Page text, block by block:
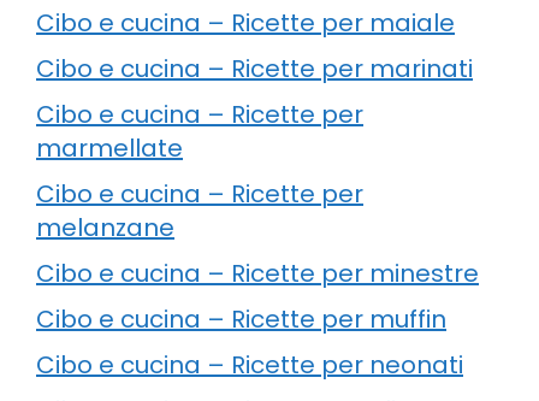
Cibo e cucina – Ricette per maiale
Cibo e cucina – Ricette per marinati
Cibo e cucina – Ricette per
marmellate
Cibo e cucina – Ricette per
melanzane
Cibo e cucina – Ricette per minestre
Cibo e cucina – Ricette per muffin
Cibo e cucina – Ricette per neonati